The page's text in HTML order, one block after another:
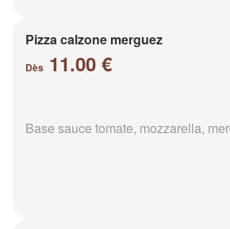
Pizza calzone merguez
Dès 11.00 €
Base sauce tomate, mozzarella,